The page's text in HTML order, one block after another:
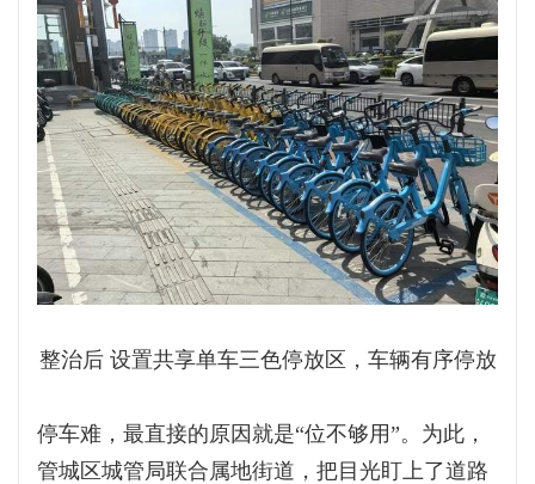
整治后 设置共享单车三色停放区，车辆有序停放
停车难，最直接的原因就是“位不够用”。为此，
管城区城管局联合属地街道，把目光盯上了道路